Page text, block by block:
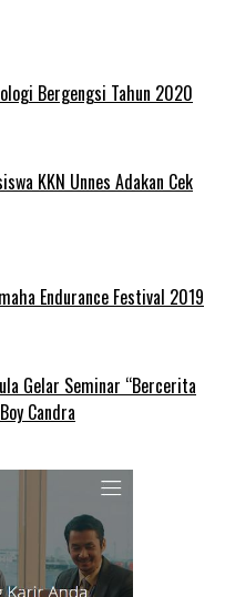
Bergengsi Tahun 2020
KKN Unnes Adakan Cek
Endurance Festival 2019
Gelar Seminar “Bercerita
Candra